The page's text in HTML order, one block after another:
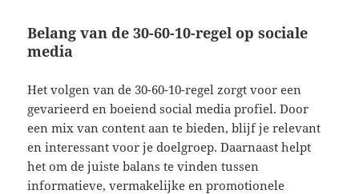
Belang van de 30-60-10-regel op sociale
media
Het volgen van de 30-60-10-regel zorgt voor een
gevarieerd en boeiend social media profiel. Door
een mix van content aan te bieden, blijf je relevant
en interessant voor je doelgroep. Daarnaast helpt
het om de juiste balans te vinden tussen
informatieve, vermakelijke en promotionele